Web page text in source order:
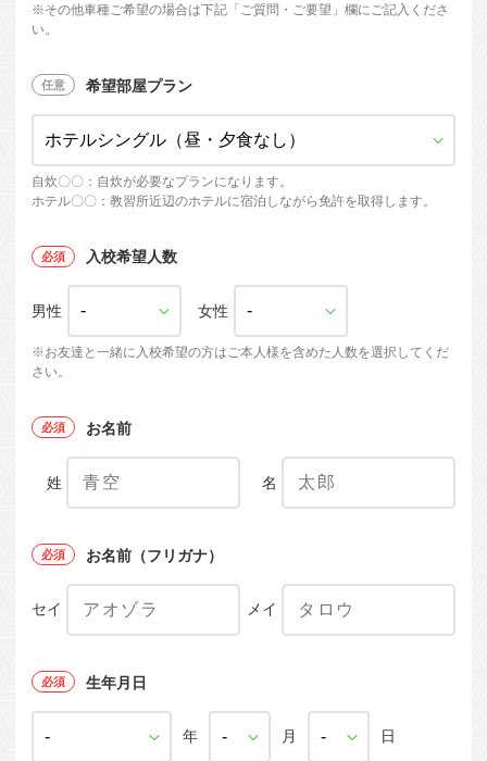
※その他車種ご希望の場合は下記「ご質問・ご要望」欄にご記入くださ
い。
希望部屋プラン
自炊〇〇：自炊が必要なプランになります。
ホテル〇〇：教習所近辺のホテルに宿泊しながら免許を取得します。
入校希望人数
男性 女性
※お友達と一緒に入校希望の方はご本人様を含めた人数を選択してくだ
さい。
お名前
姓 名
お名前（フリガナ）
セイ メイ
生年月日
年 月 日